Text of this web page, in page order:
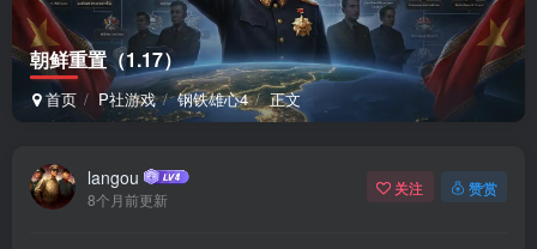
朝鲜重置（1.17）
首页 P社游戏 钢铁雄心4 正文
langou
8个月前更新
关注 赞赏